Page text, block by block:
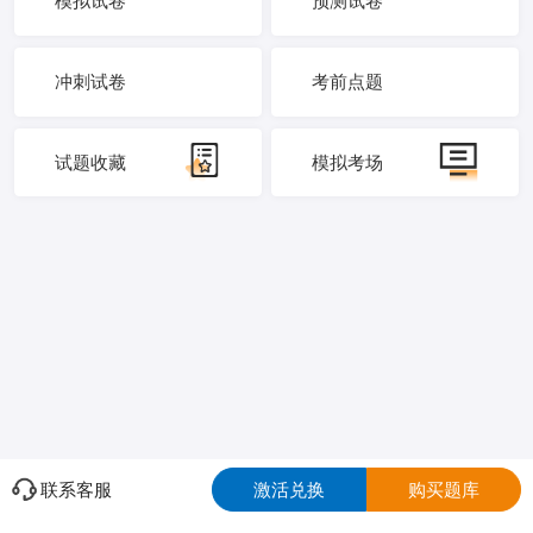
冲刺试卷 考前点题
试题收藏 模拟考场
联系客服 激活兑换 购买题库